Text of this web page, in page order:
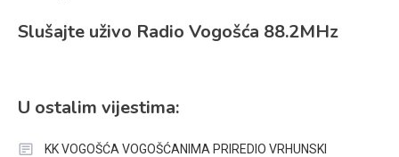
Slušajte uživo Radio Vogošća 88.2MHz
U ostalim vijestima:
KK VOGOŠĆA VOGOŠĆANIMA PRIREDIO VRHUNSKI